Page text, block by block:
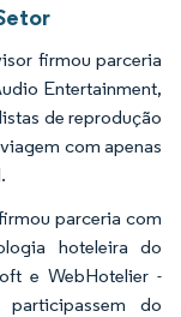
firmou parceria
Entertainment,
de reprodução
com apenas
parceria com
hoteleira do
e WebHotelier -
do